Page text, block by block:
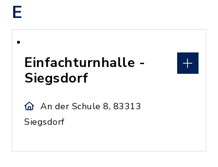
E
Einfachturnhalle -
Siegsdorf
An der Schule 8, 83313
Siegsdorf